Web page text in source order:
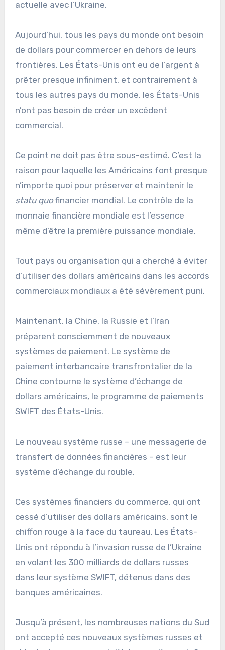
actuelle avec l’Ukraine.
Aujourd’hui, tous les pays du monde ont besoin
de dollars pour commercer en dehors de leurs
frontières. Les États-Unis ont eu de l’argent à
prêter presque infiniment, et contrairement à
tous les autres pays du monde, les États-Unis
n’ont pas besoin de créer un excédent
commercial.
Ce point ne doit pas être sous-estimé. C’est la
raison pour laquelle les Américains font presque
n’importe quoi pour préserver et maintenir le
statu quofinancier mondial. Le contrôle de la
monnaie financière mondiale est l’essence
même d’être la première puissance mondiale.
Tout pays ou organisation qui a cherché à éviter
d’utiliser des dollars américains dans les accords
commerciaux mondiaux a été sévèrement puni.
Maintenant, la Chine, la Russie et l’Iran
préparent consciemment de nouveaux
systèmes de paiement. Le système de
paiement interbancaire transfrontalier de la
Chine contourne le système d’échange de
dollars américains, le programme de paiements
SWIFT des États-Unis.
Le nouveau système russe – une messagerie de
transfert de données financières – est leur
système d’échange du rouble.
Ces systèmes financiers du commerce, qui ont
cessé d’utiliser des dollars américains, sont le
chiffon rouge à la face du taureau. Les États-
Unis ont répondu à l’invasion russe de l’Ukraine
en volant les 300 milliards de dollars russes
dans leur système SWIFT, détenus dans des
banques américaines.
Jusqu’à présent, les nombreuses nations du Sud
ont accepté ces nouveaux systèmes russes et